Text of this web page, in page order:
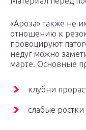
«Ароза» также не
отношению к
провоцируют
недуг можно
марте. Основные
клубни
слабые